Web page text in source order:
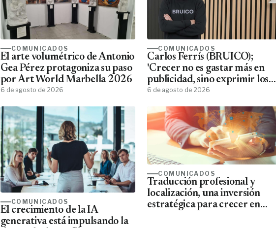
COMUNICADOS
El arte volumétrico de Antonio
Gea Pérez protagoniza su paso
por Art World Marbella 2026
6 de agosto de 2026
COMUNICADOS
Carlos Ferrís (BRUICO);
'Crecer no es gastar más en
publicidad, sino exprimir los
datos que ya tienes'
6 de agosto de 2026
COMUNICADOS
El crecimiento de la IA
generativa está impulsando la
COMUNICADOS
Traducción profesional y
localización, una inversión
estratégica para crecer en